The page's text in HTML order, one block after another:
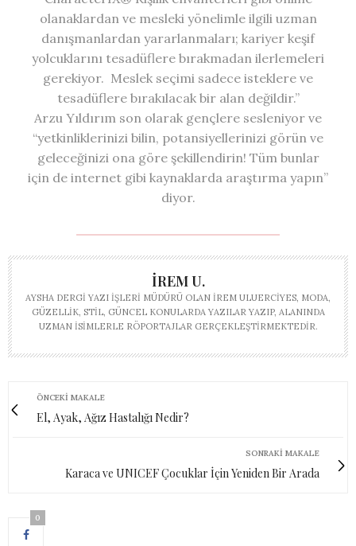
olanaklardan ve mesleki yönelimle ilgili uzman
danışmanlardan yararlanmaları; kariyer keşif
yolcuklarını tesadüflere bırakmadan ilerlemeleri
gerekiyor. Meslek seçimi sadece isteklere ve
tesadüflere bırakılacak bir alan değildir.”
Arzu Yıldırım son olarak gençlere sesleniyor ve
“yetkinliklerinizi bilin, potansiyellerinizi görün ve
geleceğinizi ona göre şekillendirin! Tüm bunlar
için de internet gibi kaynaklarda araştırma yapın”
diyor.
İREM U.
AYSHA DERGI YAZI İŞLERI MÜDÜRÜ OLAN İREM ULUERCIYES, MODA,
GÜZELLIK, STIL, GÜNCEL KONULARDA YAZILAR YAZIP, ALANINDA
UZMAN ISIMLERLE RÖPORTAJLAR GERÇEKLEŞTIRMEKTEDIR.
ÖNCEKI MAKALE
El, Ayak, Ağız Hastalığı Nedir?
SONRAKI MAKALE
Karaca ve UNICEF Çocuklar İçin Yeniden Bir Arada
0